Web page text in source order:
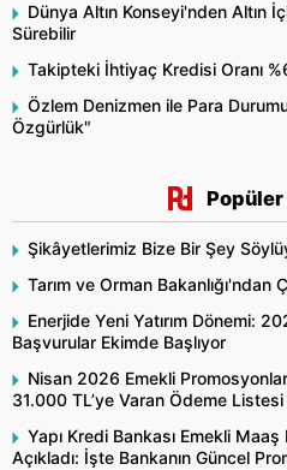
Dünya Altın Konseyi'nden Altın
Sürebilir
Takipteki İhtiyaç Kredisi Oranı
Özlem Denizmen ile Para
Özgürlük"
Şikâyetlerimiz Bize Bir Şey
Tarım ve Orman Bakanlığı'ndan
Enerjide Yeni Yatırım Dönemi:
Başvurular Ekimde Başlıyor
Nisan 2026 Emekli
31.000 TL’ye Varan Ödeme Listesi
Yapı Kredi Bankası Emekli Maaş
Açıkladı: İşte Bankanın Güncel